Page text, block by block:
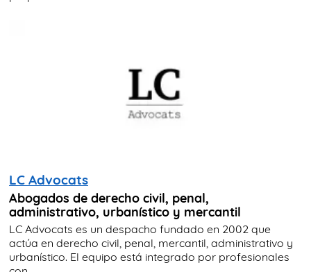
LC Advocats
Abogados de derecho civil, penal,
administrativo, urbanístico y mercantil
LC Advocats es un despacho fundado en 2002 que
actúa en derecho civil, penal, mercantil, administrativo y
urbanístico. El equipo está integrado por profesionales